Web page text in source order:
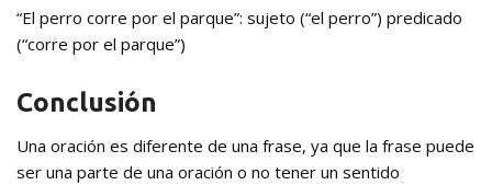
“El perro corre por el parque”: sujeto (“el perro”) predicado
(“corre por el parque”)
Conclusión
Una oración es diferente de una frase, ya que la frase puede
ser una parte de una oración o no tener un sentido